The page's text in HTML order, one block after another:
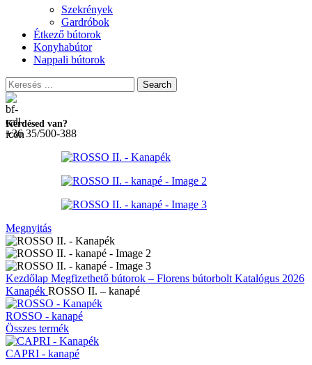
Szekrények
Gardróbok
Étkező bútorok
Konyhabútor
Nappali bútorok
Search
Kérdésed van?
+36 35/500-388
Megnyitás
Kezdőlap Megfizethető bútorok – Florens bútorbolt Katalógus 2026
Kanapék ROSSO II. – kanapé
ROSSO - kanapé
Összes termék
CAPRI - kanapé